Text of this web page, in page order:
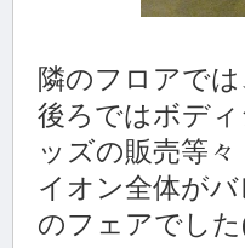
隣のフロアで
後ろではボデ
ッズの販売等々
イオン全体が
のフェアでし